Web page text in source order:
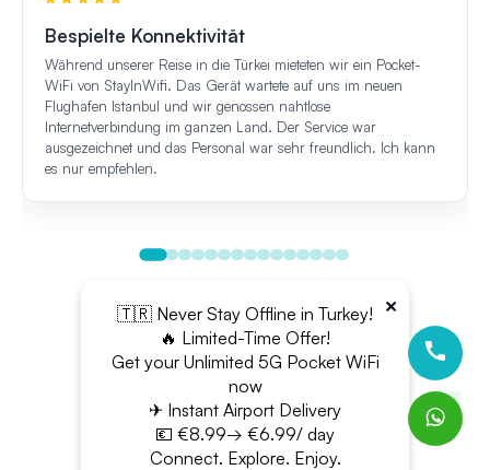
Bespielte Konnektivität
Während unserer Reise in die Türkei mieteten wir ein Pocket-
WiFi von StayInWifi. Das Gerät wartete auf uns im neuen
Flughafen Istanbul und wir genossen nahtlose
Internetverbindung im ganzen Land. Der Service war
ausgezeichnet und das Personal war sehr freundlich. Ich kann
es nur empfehlen.
×
🇹🇷 Never Stay Offline in Turkey!
🔥 Limited-Time Offer!
Get your Unlimited 5G Pocket WiFi
now
✈ Instant Airport Delivery
💶 €8.99→ €6.99/ day
Connect. Explore. Enjoy.